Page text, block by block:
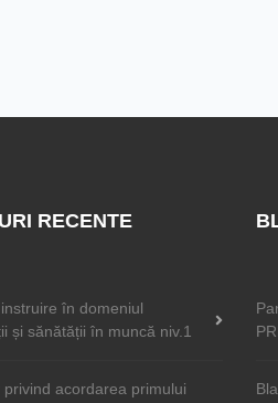
RECENTE
în domeniul
și sănătății în muncă niv.1
privind acordarea primului